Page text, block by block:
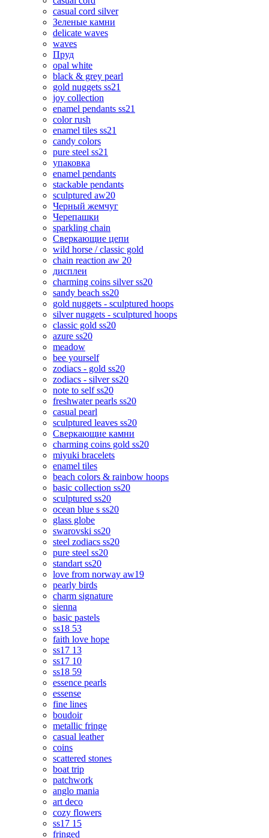
casual cord silver
Зеленые камни
delicate waves
waves
Пруд
opal white
black & grey pearl
gold nuggets ss21
joy collection
enamel pendants ss21
color rush
enamel tiles ss21
candy colors
pure steel ss21
упаковка
enamel pendants
stackable pendants
sculptured aw20
Черный жемчуг
Черепашки
sparkling chain
Сверкающие цепи
wild horse / classic gold
chain reaction aw 20
дисплеи
charming coins silver ss20
sandy beach ss20
gold nuggets - sculptured hoops
silver nuggets - sculptured hoops
classic gold ss20
azure ss20
meadow
bee yourself
zodiacs - gold ss20
zodiacs - silver ss20
note to self ss20
freshwater pearls ss20
casual pearl
sculptured leaves ss20
Сверкающие камни
charming coins gold ss20
miyuki bracelets
enamel tiles
beach colors & rainbow hoops
basic collection ss20
sculptured ss20
ocean blue s ss20
glass globe
swarovski ss20
steel zodiacs ss20
pure steel ss20
standart ss20
love from norway aw19
pearly birds
charm signature
sienna
basic pastels
ss18 53
faith love hope
ss17 13
ss17 10
ss18 59
essence pearls
essense
fine lines
boudoir
metallic fringe
casual leather
coins
scattered stones
boat trip
patchwork
anglo mania
art deco
cozy flowers
ss17 15
fringed